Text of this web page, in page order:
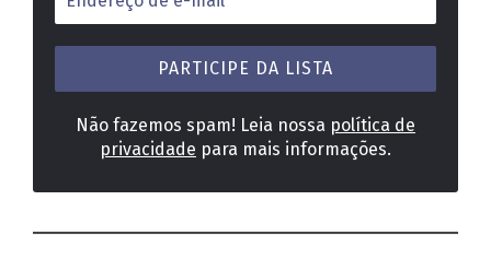
de
e-
mail
Não fazemos spam! Leia nossa política de
privacidade para mais informações.